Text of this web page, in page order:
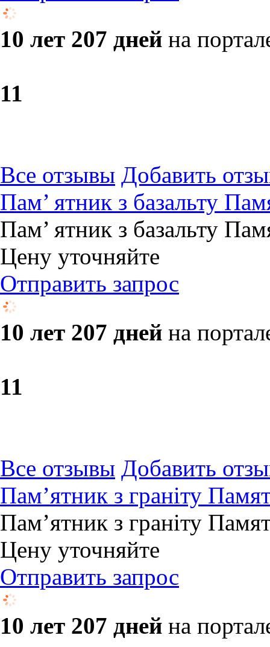
10 лет 207 дней на
11
Все отзывы Добавить
Пам’ ятник з базальту
Пам’ ятник з базальту
Цену уточняйте
Отправить запрос
10 лет 207 дней на
11
Все отзывы Добавить
Пам’ятник з граніту
Пам’ятник з граніту
Цену уточняйте
Отправить запрос
10 лет 207 дней на